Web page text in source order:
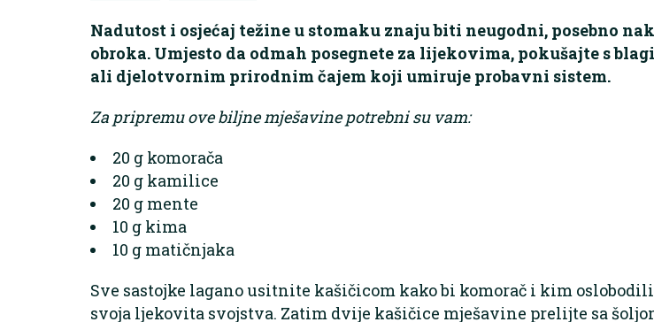
Nadutost i osjećaj težine u stomaku znaju biti neugodni, posebno
obroka. Umjesto da odmah posegnete za lijekovima, pokušajte s
ali djelotvornim prirodnim čajem koji umiruje probavni sistem.
Za pripremu ove biljne mješavine potrebni su vam:
20 g komorača
20 g kamilice
20 g mente
10 g kima
10 g matičnjaka
Sve sastojke lagano usitnite kašičicom kako bi komorač i kim oslobodili
svoja ljekovita svojstva. Zatim dvije kašičice mješavine prelijte sa